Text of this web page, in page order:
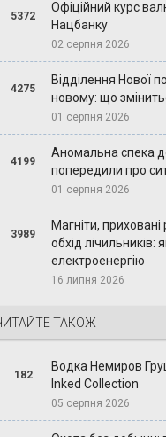
5372
Офіційний курс
Нацбанку
02 серпня 2026
4275
Відділення Нової
новому: що
01 серпня 2026
4199
Аномальна спека
попередили про
01 серпня 2026
3989
Магніти,
обхід лічильників:
електроенергію
16 липня 2026
ТАКОЖ
182
Водка Немиров
Inked Collection
05 серпня 2026